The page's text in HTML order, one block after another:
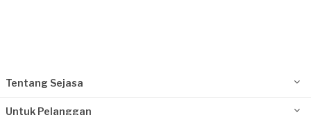
Tentang Sejasa
Untuk Pelanggan